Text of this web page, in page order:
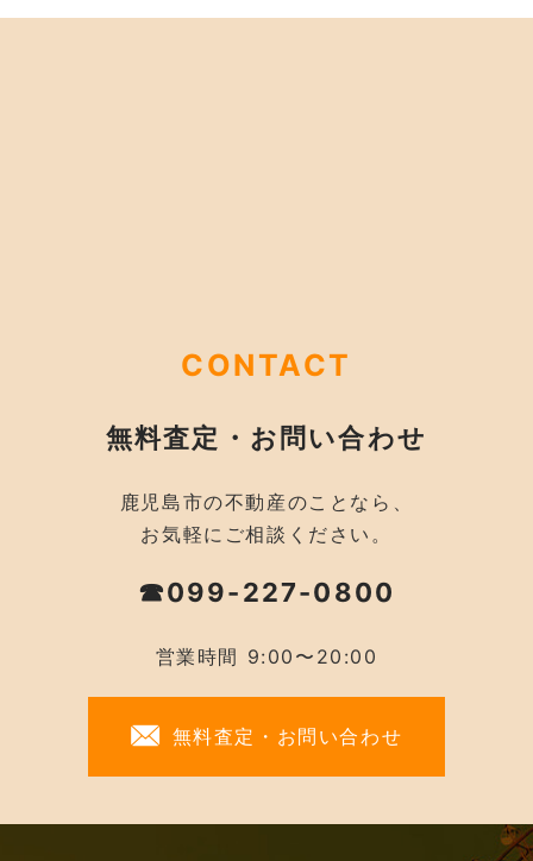
CONTACT
無料査定・お問い合わせ
鹿児島市の不動産のことなら、
お気軽にご相談ください。
☎099-227-0800
営業時間 9:00〜20:00
無料査定・お問い合わせ